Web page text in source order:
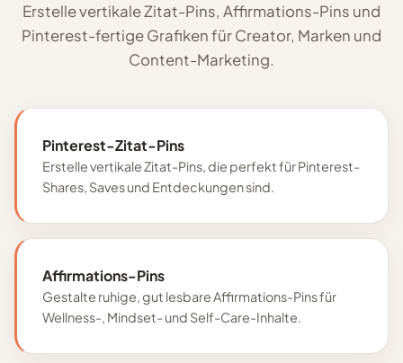
Erstelle vertikale Zitat-Pins, Affirmations-Pins und
Pinterest-fertige Grafiken für Creator, Marken und
Content-Marketing.
Pinterest-Zitat-Pins
Erstelle vertikale Zitat-Pins, die perfekt für Pinterest-
Shares, Saves und Entdeckungen sind.
Affirmations-Pins
Gestalte ruhige, gut lesbare Affirmations-Pins für
Wellness-, Mindset- und Self-Care-Inhalte.